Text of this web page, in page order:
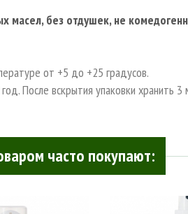
масел, без отдушек, не
от +5 до +25 градусов.
После вскрытия упаковки хранить 3
часто покупают: